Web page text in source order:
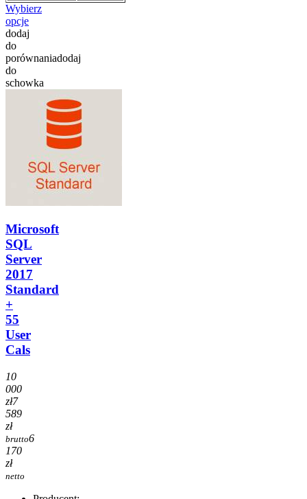
Wybierz
opcje
dodaj
do
porównaniadodaj
do
schowka
Microsoft
SQL
Server
2017
Standard
+
55
User
Cals
10
000
zł7
589
zł
brutto6
170
zł
netto